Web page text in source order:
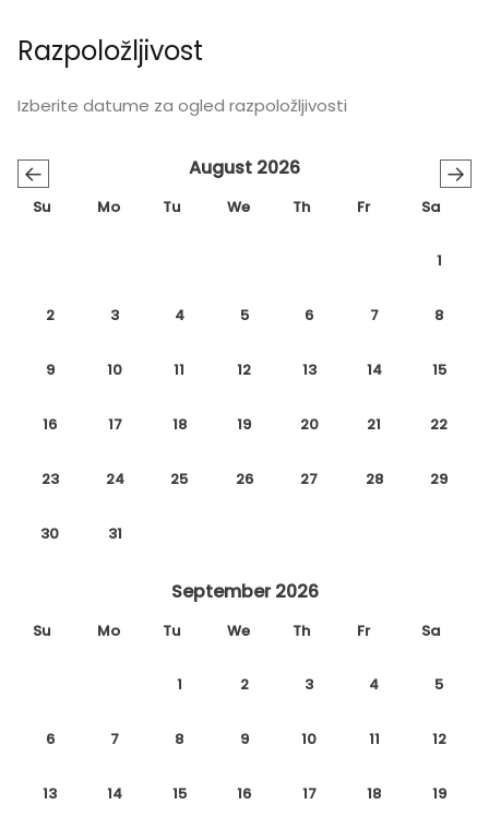
Razpoložljivost
Izberite datume za ogled razpoložljivosti
← →
August 2026
Su Mo Tu We Th Fr Sa
1
2 3 4 5 6 7 8
9 10 11 12 13 14 15
16 17 18 19 20 21 22
23 24 25 26 27 28 29
30 31
September 2026
Su Mo Tu We Th Fr Sa
1 2 3 4 5
6 7 8 9 10 11 12
13 14 15 16 17 18 19